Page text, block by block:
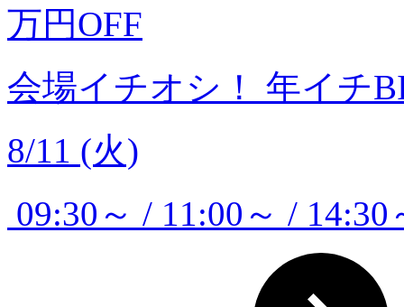
万円OFF
会場イチオシ！
年イチ
8/11 (火)
09:30～ / 11:00～ / 14:30